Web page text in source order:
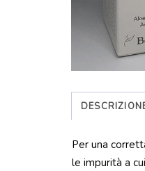
Per una
le impurità a